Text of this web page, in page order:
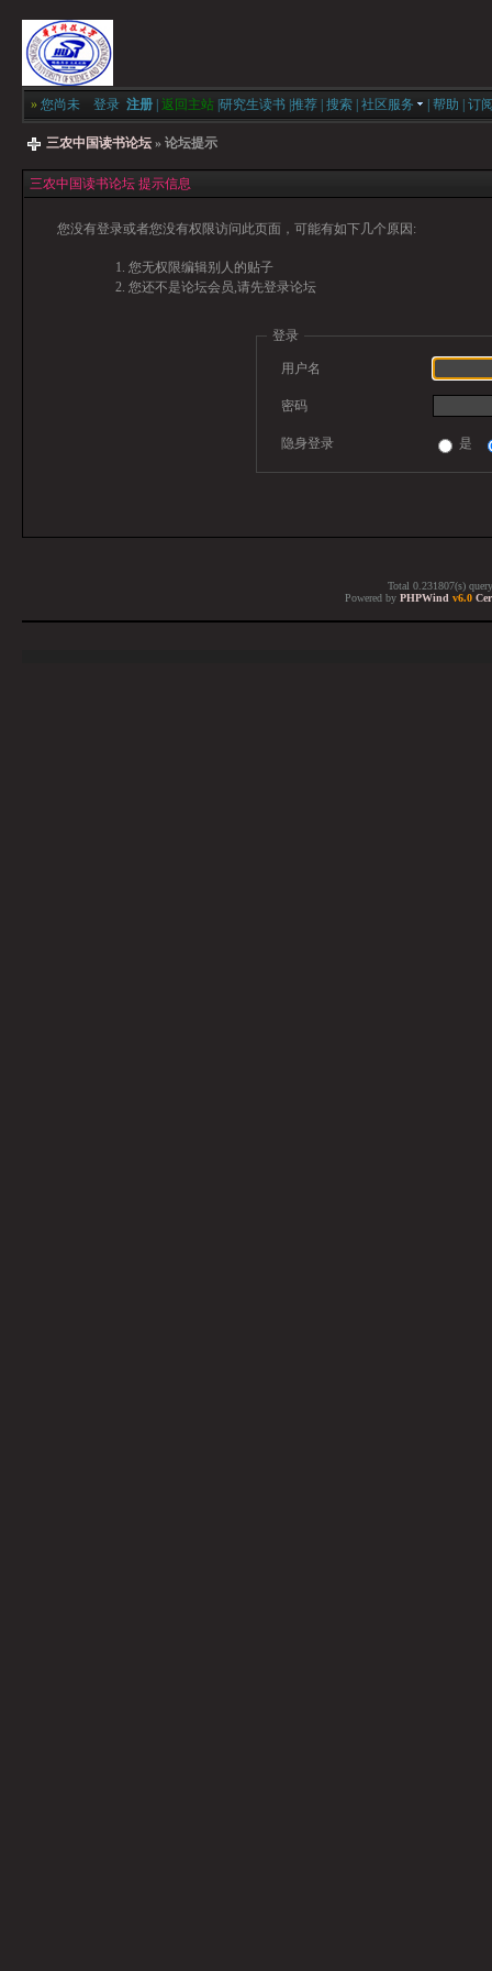
» 您尚未 登录 注册 返回主站 研究生读书 推荐 搜索 社区服务 帮助 订
三农中国读书论坛 » 论坛提示
三农中国读书论坛 提示信息
您没有登录或者您没有权限访问此页面，可能有如下几个原因:
您无权限编辑别人的贴子
您还不是论坛会员,请先登录论坛
登录
用户名
密码
隐身登录 是
Total 0.231807(s)
Powered by PHPWind v6.0